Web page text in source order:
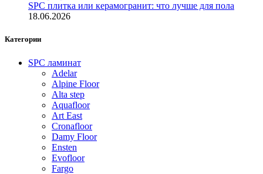
SPC плитка или керамогранит: что лучше для пола
18.06.2026
Категории
SPC ламинат
Adelar
Alpine Floor
Alta step
Aquafloor
Art East
Cronafloor
Damy Floor
Ensten
Evofloor
Fargo